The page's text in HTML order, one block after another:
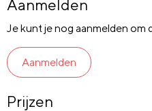
Aanmelden
Je kunt je nog aanmelden om
Aanmelden
Prijzen